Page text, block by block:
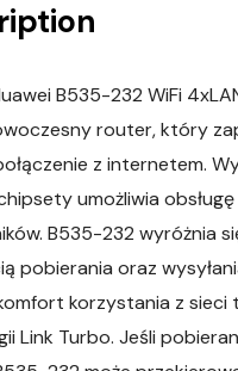
B535-232 WiFi
router, który
z internetem.
umożliwia
B535-232 wyróżnia
pobierania oraz
korzystania z sieci
Link Turbo. Jeśli